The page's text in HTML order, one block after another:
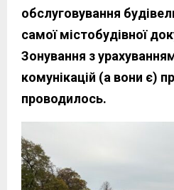
обслуговування
самої містобудівної
Зонування з
комунікацій (а вони є)
проводилось.